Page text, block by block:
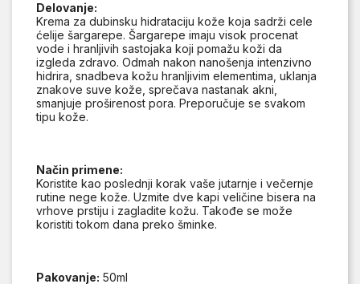
Delovanje:
Krema za dubinsku hidrataciju kože koja sadrži cele
ćelije šargarepe. Šargarepe imaju visok procenat
vode i hranljivih sastojaka koji pomažu koži da
izgleda zdravo. Odmah nakon nanošenja intenzivno
hidrira, snadbeva kožu hranljivim elementima, uklanja
znakove suve kože, sprečava nastanak akni,
smanjuje proširenost pora. Preporučuje se svakom
tipu kože.
Način primene:
Koristite kao poslednji korak vaše jutarnje i večernje
rutine nege kože. Uzmite dve kapi veličine bisera na
vrhove prstiju i zagladite kožu. Takođe se može
koristiti tokom dana preko šminke.
Pakovanje: 50ml